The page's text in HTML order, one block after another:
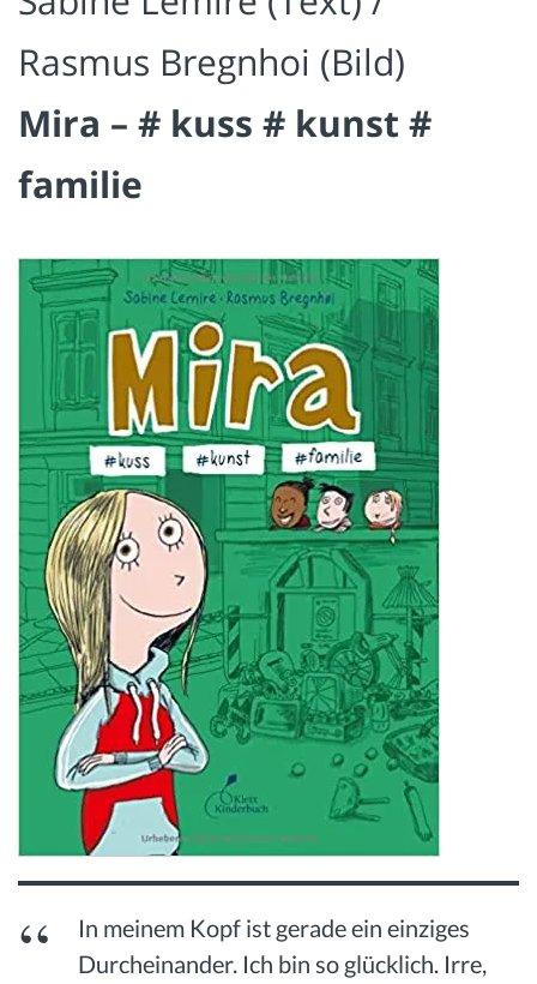
Rasmus Bregnhoi (Bild)
Mira – # kuss # kunst #
familie
In meinem Kopf ist gerade ein einziges
Durcheinander. Ich bin so glücklich. Irre,